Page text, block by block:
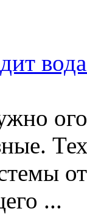
...